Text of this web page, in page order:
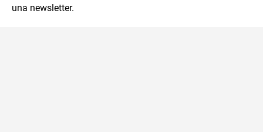
una newsletter.